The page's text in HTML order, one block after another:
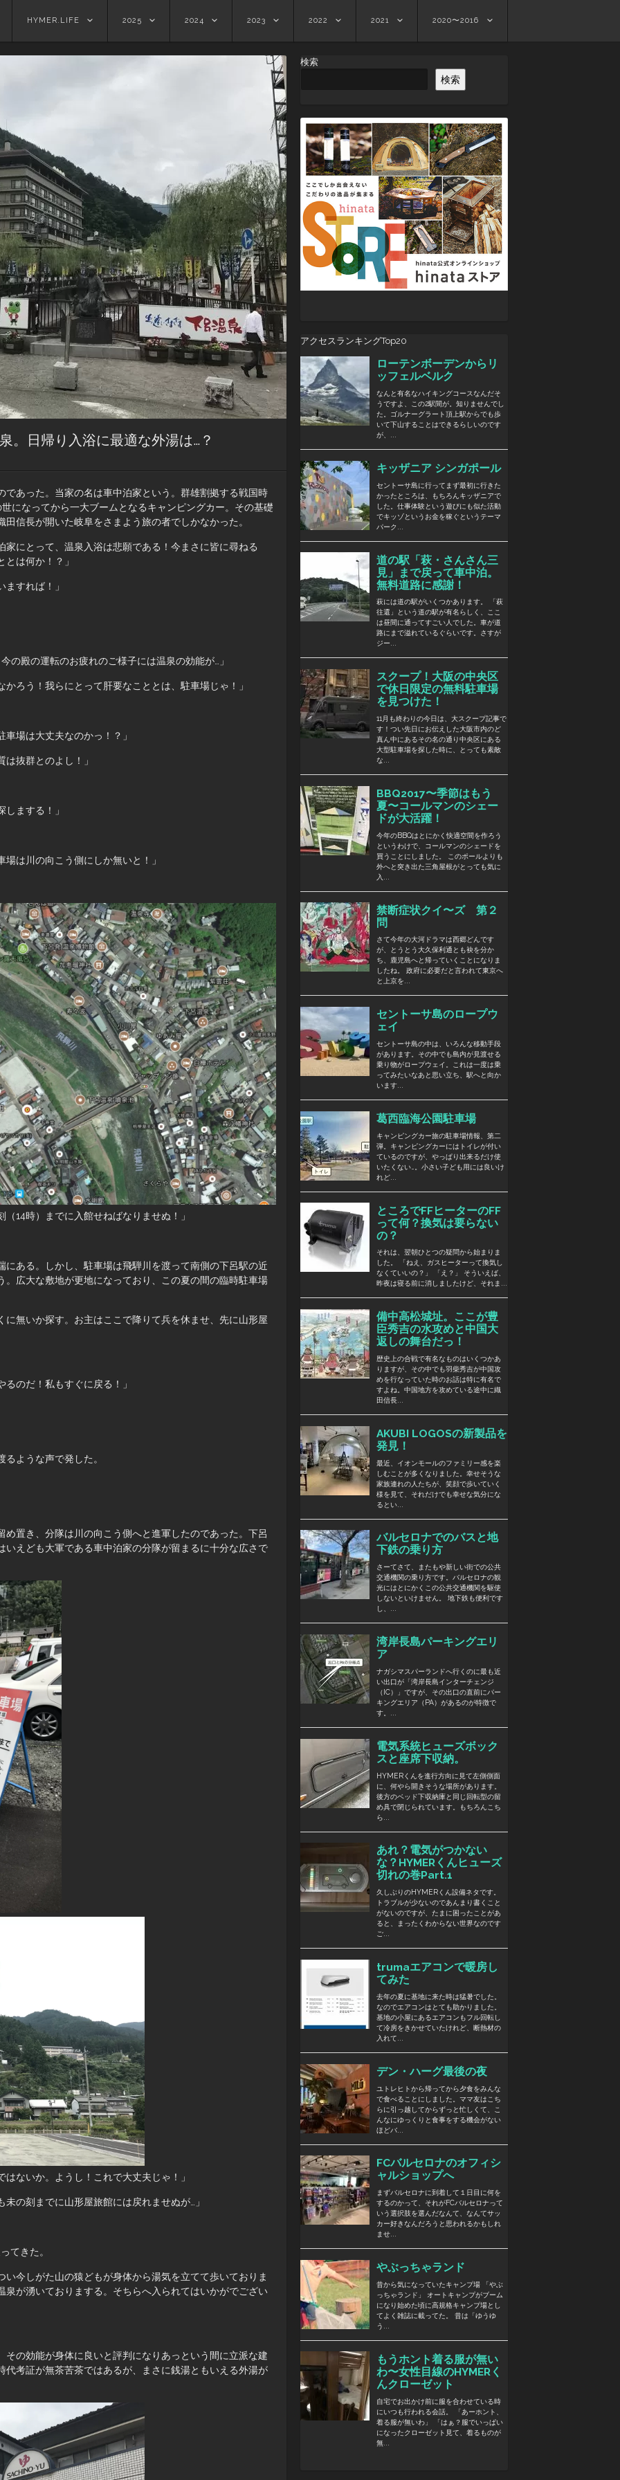
HYMER.LIFE 2025 2024 2023 2022 2021 2020〜2016
。日帰り入浴に最適な外湯は…？
あった。当家の名は車中泊家という。群雄割拠する戦国時
になってから一大ブームとなるキャンピングカー。その基礎
信長が開いた岐阜をさまよう旅の者でしかなかった。
にとって、温泉入浴は悲願である！今まさに皆に尋ねる
は何か！？」
すれば！」
の殿の運転のお疲れのご様子には温泉の効能が…」
ろう！我らにとって肝要なこととは、駐車場じゃ！」
場は大丈夫なのかっ！？」
抜群とのよし！」
まする！」
は川の向こう側にしか無いと！」
14時）までに入館せねばなりませぬ！」
ある。しかし、駐車場は飛騨川を渡って南側の下呂駅の近
広大な敷地が更地になっており、この夏の間の臨時駐車場
無いか探す。お主はここで降りて兵を休ませ、先に山形屋
のだ！私もすぐに戻る！」
ような声で発した。
置き、分隊は川の向こう側へと進軍したのであった。下呂
えども大軍である車中泊家の分隊が留まるに十分な広さで
ないか。ようし！これで大丈夫じゃ！」
の刻までに山形屋旅館には戻れませぬが…」
てきた。
今しがた山の猿どもが身体から湯気を立てて歩いておりま
が湧いておりまする。そちらへ入られてはいかがでござい
の効能が身体に良いと評判になりあっという間に立派な建
考証が無茶苦茶ではあるが、まさに銭湯ともいえる外湯が
検索
検索
アクセスランキングTop20